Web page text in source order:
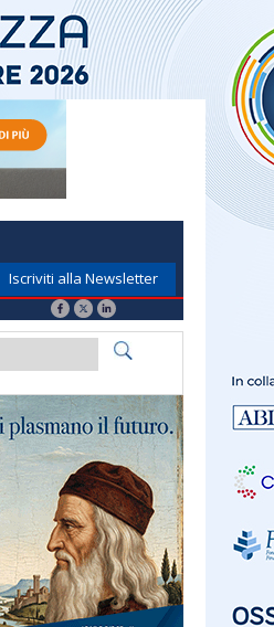
Iscriviti alla Newsletter